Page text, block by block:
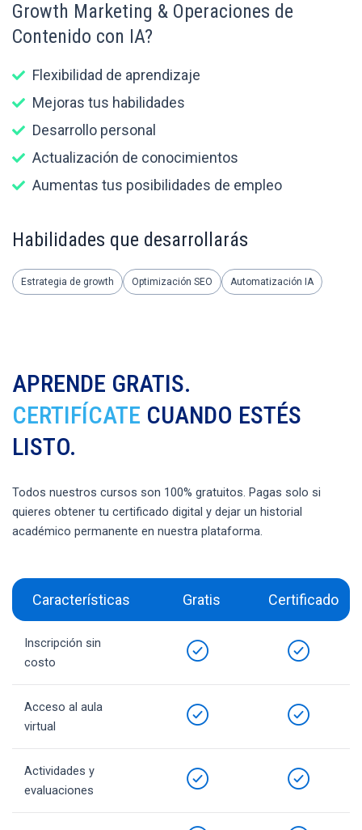
Growth Marketing & Operaciones de
Contenido con IA?
Flexibilidad de aprendizaje
Mejoras tus habilidades
Desarrollo personal
Actualización de conocimientos
Aumentas tus posibilidades de empleo
Habilidades que desarrollarás
Estrategia de growth Optimización SEO Automatización IA
APRENDE GRATIS.
CERTIFÍCATE CUANDO ESTÉS
LISTO.
Todos nuestros cursos son 100% gratuitos. Pagas solo si
quieres obtener tu certificado digital y dejar un historial
académico permanente en nuestra plataforma.
Características Gratis Certificado
Inscripción sin
costo
Acceso al aula
virtual
Actividades y
evaluaciones